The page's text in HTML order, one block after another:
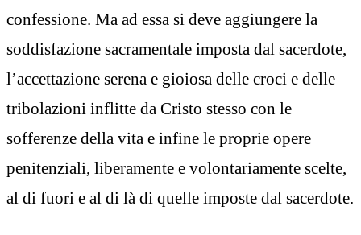
confessione. Ma ad essa si deve aggiungere la
soddisfazione sacramentale imposta dal sacerdote,
l’accettazione serena e gioiosa delle croci e delle
tribolazioni inflitte da Cristo stesso con le
sofferenze della vita e infine le proprie opere
penitenziali, liberamente e volontariamente scelte,
al di fuori e al di là di quelle imposte dal sacerdote.